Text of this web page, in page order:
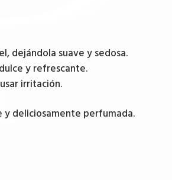
dejándola suave y sedosa.
y refrescante.
irritación.
y deliciosamente perfumada.